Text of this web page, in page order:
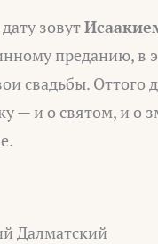
зовут
преданию, в
свадьбы.
— и о святом, и о
Далматский